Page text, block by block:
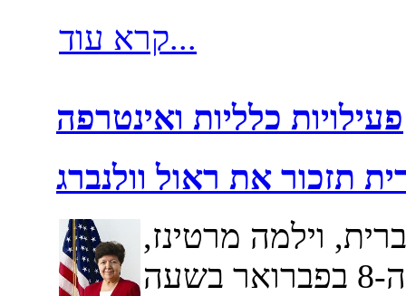
קרא עוד...
פעילויות כלליות ואינטרפה
תזכור את ראול וולנברג
וילמה מרטינז,
תזכור את ראול וולנברג יום שני ה-8 בפברואר בשעה